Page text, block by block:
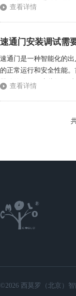
级，从最初的手动杆道
查看详情
速通门安装调试需
速通门是一种智能化的
的正常运行和安全性能
器件的使用。这些知识
查看详情
©2026 西莫罗（北京）